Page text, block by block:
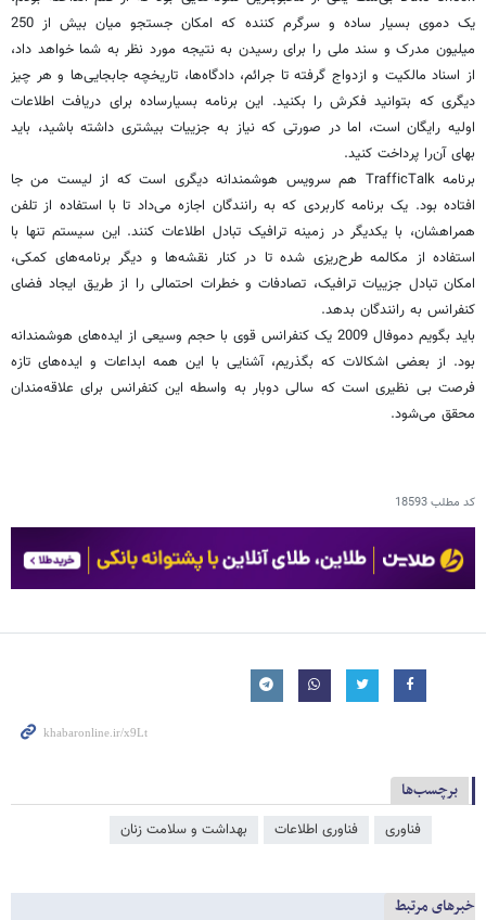
یک دموی بسیار ساده و سرگرم کننده که امکان جستجو میان بیش از 250
میلیون مدرک و سند ملی را برای رسیدن به نتیجه مورد نظر به شما خواهد داد،
از اسناد مالکیت و ازدواج گرفته تا جرائم، دادگاه‌ها، تاریخچه جابجایی‌ها و هر چیز
دیگری که بتوانید فکرش را بکنید. این برنامه بسیارساده برای دریافت اطلاعات
اولیه رایگان است، اما در صورتی که نیاز به جزییات بیشتری داشته باشید، باید
بهای آن‌را پرداخت کنید.
برنامه TrafficTalk هم سرویس هوشمندانه دیگری است که از لیست من جا
افتاده بود. یک برنامه کاربردی که به رانندگان اجازه می‌داد تا با استفاده از تلفن
همراهشان، با یکدیگر در زمینه ترافیک تبادل اطلاعات کنند. این سیستم تنها با
استفاده از مکالمه طرح‌ریزی شده تا در کنار نقشه‌ها و دیگر برنامه‌های کمکی،
امکان تبادل جزییات ترافیک، تصادفات و خطرات احتمالی را از طریق ایجاد فضای
کنفرانس به رانندگان بدهد.
باید بگویم دموفال 2009 یک کنفرانس قوى با حجم وسیعی از ایده‌های هوشمندانه
بود. از بعضی اشکالات که بگذریم، آشنایی با این همه ابداعات و ایده‌های تازه
فرصت بی نظیری است که سالی دوبار به واسطه این کنفرانس برای علاقه‌مندان
محقق می‌شود.
کد مطلب18593
برچسب‌ها
فناوری فناوری اطلاعات بهداشت و سلامت زنان
خبرهای مرتبط